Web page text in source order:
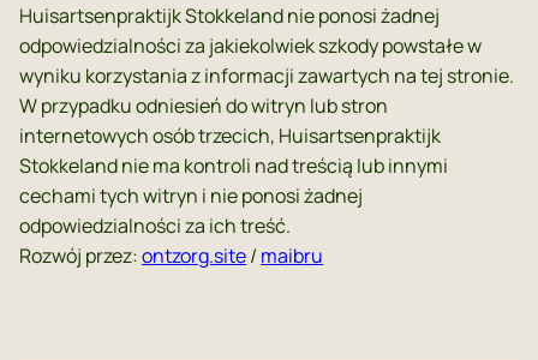
Huisartsenpraktijk Stokkeland nie ponosi żadnej
odpowiedzialności za jakiekolwiek szkody powstałe w
wyniku korzystania z informacji zawartych na tej stronie.
W przypadku odniesień do witryn lub stron
internetowych osób trzecich, Huisartsenpraktijk
Stokkeland nie ma kontroli nad treścią lub innymi
cechami tych witryn i nie ponosi żadnej
odpowiedzialności za ich treść.
Rozwój przez:ontzorg.site/ maibru